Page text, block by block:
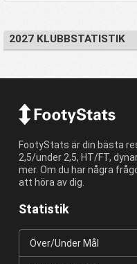
2027 KLUBBSTATISTIK
FootyStats är din bästa
2,5/under 2,5, HT/FT,
mer. Om du har några
att höra av dig.
Statistik
Över/Under Mål